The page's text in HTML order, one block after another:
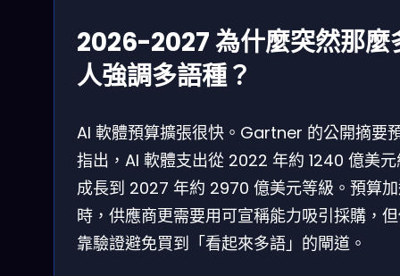
2026-2027 為什麼突然那麼
人強調多語種？
AI 軟體預算擴張很快。Gartner 的公開摘要
指出，AI 軟體支出從 2022 年約 1240 億美
成長到 2027 年約 2970 億美元等級。預算
時，供應商更需要用可宣稱能力吸引採購，
靠驗證避免買到「看起來多語」的閘道。